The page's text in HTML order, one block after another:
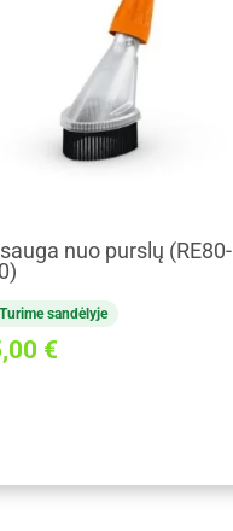
nuo purslų (RE80-
Turime sandėlyje
€